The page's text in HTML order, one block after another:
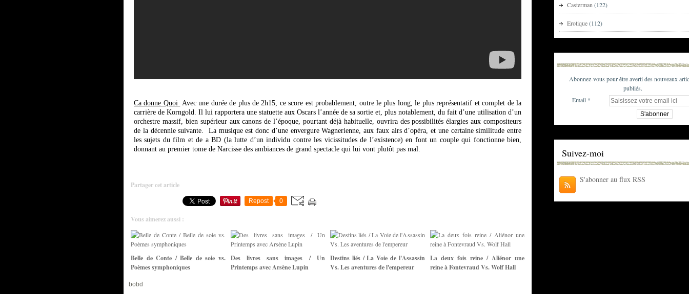
Ca donne Quoi Avec une durée de plus de 2h15, ce score est probablement, outre le plus long, le plus représentatif et complet de la
carrière de Korngold. Il lui rapportera une statuette aux Oscars l’année de sa sortie et, plus notablement, du fait d’une utilisation d’un
orchestre massif, bien supérieur aux canons de l’époque, pourtant déjà habituelle, ouvrira des possibilités élargies aux compositeurs
de la décennie suivante. La musique est donc d’une envergure Wagnerienne, aux faux airs d’opéra, et une certaine similitude entre
les sujets du film et de a BD (la lutte d’un individu contre les vicissitudes de l’existence) en font un couple qui fonctionne bien,
donnant au premier tome de Narcisse des ambiances de grand spectacle qui lui vont plutôt pas mal.
Partager cet article
Repost 0
Vous aimerez aussi :
Belle de Conte / Belle de soie vs.
Poèmes symphoniques
Des livres sans images / Un
Printemps avec Arsène Lupin
Destins liés / La Voie de l'Assassin
Vs. Les aventures de l'empereur
La deux fois reine / Aliénor une
reine à Fontevraud Vs. Wolf Hall
bobd
Casterman (122)
Erotique(112)
Abonnez-vous pour être averti des nouveaux
publiés.
Email
Suivez-moi
S'abonner au flux RSS